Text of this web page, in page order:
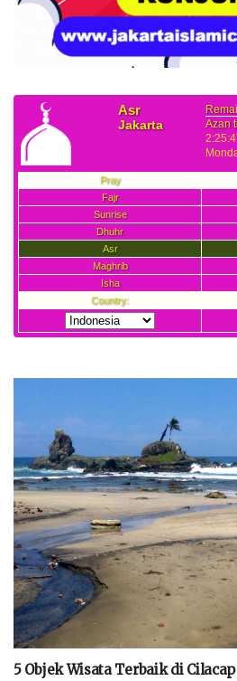
5 Objek Wisata Terbaik di Cilacap